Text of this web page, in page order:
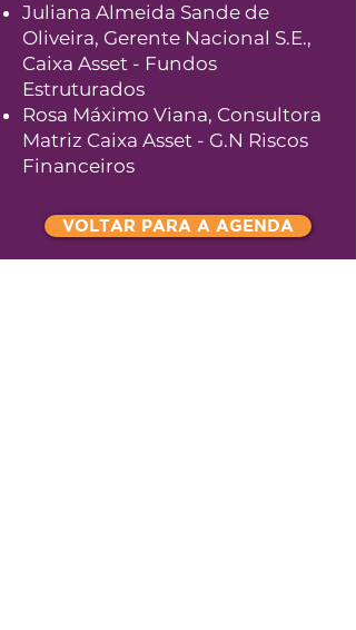
Juliana Almeida Sande de
Oliveira, Gerente Nacional S.E.,
Caixa Asset - Fundos
Estruturados
Rosa Máximo Viana, Consultora
Matriz Caixa Asset - G.N Riscos
Financeiros
VOLTAR PARA A AGENDA